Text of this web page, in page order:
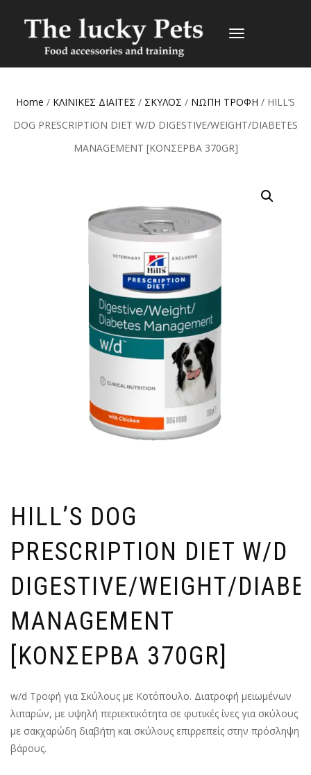
TOGGLE
Home / ΚΛΙΝΙΚΕΣ ΔΙΑΙΤΕΣ / ΣΚΥΛΟΣ / ΝΩΠΗ ΤΡΟΦΗ / HILL’S
DOG PRESCRIPTION DIET W/D DIGESTIVE/WEIGHT/DIABETES
MANAGEMENT [ΚΟΝΣΕΡΒΑ 370GR]
HILL’S DOG
PRESCRIPTION DIET W/D
DIGESTIVE/WEIGHT/
MANAGEMENT
[ΚΟΝΣΕΡΒΑ 370GR]
w/d Τροφή για Σκύλους με Κοτόπουλο. Διατροφή μειωμένων
λιπαρών, με υψηλή περιεκτικότητα σε φυτικές ίνες για σκύλους
με σακχαρώδη διαβήτη και σκύλους επιρρεπείς στην πρόσληψη
βάρους.